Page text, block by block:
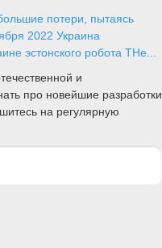
потери, пытаясь
2022 Украина
эстонского робота THe...
и
про новейшие разработки
на регулярную